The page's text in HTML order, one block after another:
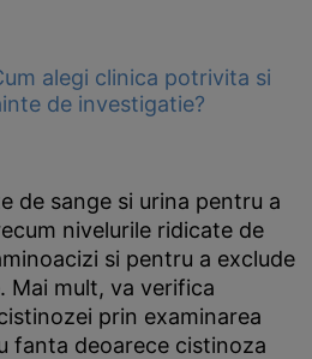
alegi clinica potrivita si
de investigatie?
de sange si urina pentru a
nivelurile ridicate de
si pentru a exclude
Mai mult, va verifica
prin examinarea
fanta deoarece cistinoza